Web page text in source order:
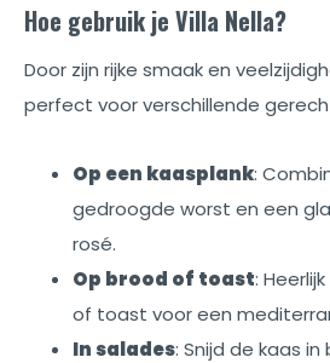
Hoe gebruik je Villa Nella?
Door zijn rijke smaak en
perfect voor verschillende
Op een kaasplank:
gedroogde worst en een
rosé.
Op brood of toast:
of toast voor een
In salades: Snijd de kaas